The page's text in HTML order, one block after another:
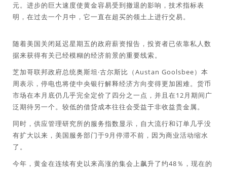
元。进步的巨大速度使黄金容易受到撤退的影响，技术指标表
明，在过去一个月中，它一直在超买的领土上进行交易。
随着美国关闭延迟星期五的政府薪资报告，投资者已依靠私人数
据来获得有关已经模糊的经济前景的重要线索。
芝加哥联邦政府总统奥斯坦·古尔斯比（Austan Goolsbee）本
周表示，停电也将使中央银行解释经济方向变得更加困难。货币
市场在本月底仍几乎完全定价了四分之一点，并且在12月期间广
泛期待另一个。较低的借贷成本往往会受益于非收益贵金属。
同时，供应管理研究所的服务指数显示，自大流行和订单几乎没
有扩大以来，美国服务部门于9月停滞不前，因为商业活动缩水
了。
今年，黄金在连续有史以来高涨的集会上飙升了约48％，现在的